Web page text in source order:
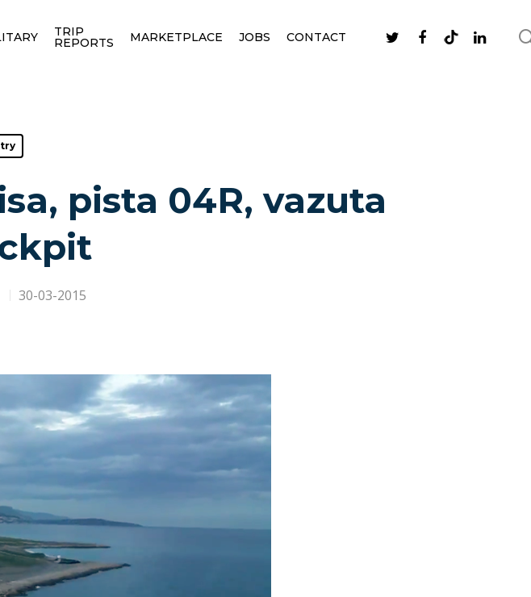
TRIP
REPORTS MARKETPLACE JOBS CONTACT
pista 04R, vazuta
30-03-2015